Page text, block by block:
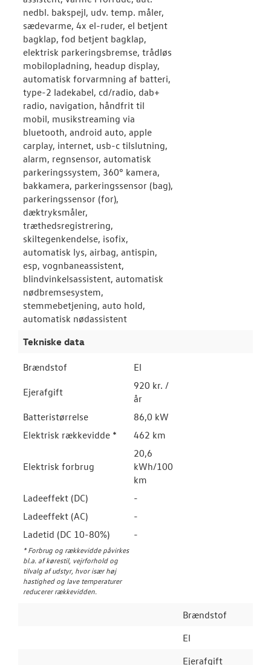
nedbl. bakspejl, udv. temp. måler,
sædevarme, 4x el-ruder, el betjent
bagklap, fod betjent bagklap,
elektrisk parkeringsbremse, trådløs
mobilopladning, headup display,
automatisk forvarmning af batteri,
type-2 ladekabel, cd/radio, dab+
radio, navigation, håndfrit til
mobil, musikstreaming via
bluetooth, android auto, apple
carplay, internet, usb-c tilslutning,
alarm, regnsensor, automatisk
parkeringssystem, 360° kamera,
bakkamera, parkeringssensor (bag),
parkeringssensor (for),
dæktryksmåler,
træthedsregistrering,
skiltegenkendelse, isofix,
automatisk lys, airbag, antispin,
esp, vognbaneassistent,
blindvinkelsassistent, automatisk
nødbremsesystem,
stemmebetjening, auto hold,
automatisk nødassistent
Tekniske data
Brændstof El
Ejerafgift
920 kr. /
år
Batteristørrelse
86,0 kW
Elektrisk rækkevidde *
462 km
Elektrisk forbrug
20,6
kWh/100
km
Ladeeffekt (DC)
-
Ladeeffekt (AC)
-
Ladetid (DC 10-80%)
-
* Forbrug og rækkevidde påvirkes
bl.a. af kørestil, vejrforhold og
tilvalg af udstyr, hvor især høj
hastighed og lave temperaturer
reducerer rækkevidden.
Brændstof
El
Ejerafgift